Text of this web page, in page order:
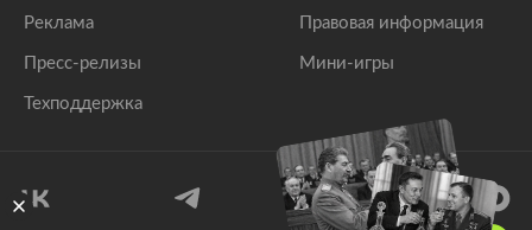
Реклама
Пресс-релизы
Техподдержка
Правовая информация
Мини-игры